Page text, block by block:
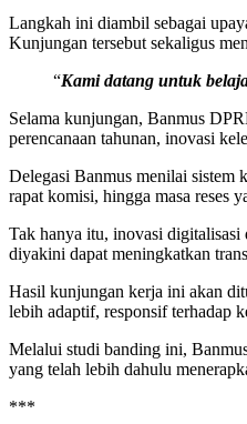
Langkah ini diambil sebagai
Kunjungan tersebut sekaligus
“Kami datang untuk
Selama kunjungan, Banmus
perencanaan tahunan, inovasi
Delegasi Banmus menilai sistem
rapat komisi, hingga masa reses
Tak hanya itu, inovasi digitalisasi
diyakini dapat meningkatkan
Hasil kunjungan kerja ini akan
lebih adaptif, responsif terhadap
Melalui studi banding ini,
yang telah lebih dahulu
***